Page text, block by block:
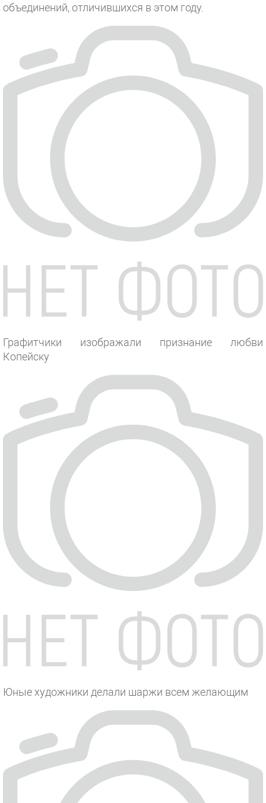
объединений, отличившихся в этом году.
Графитчики изображали признание любви
Копейску
Юные художники делали шаржи всем желающим